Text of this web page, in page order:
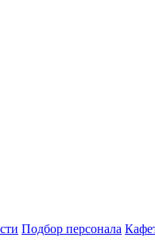
Подбор персонала